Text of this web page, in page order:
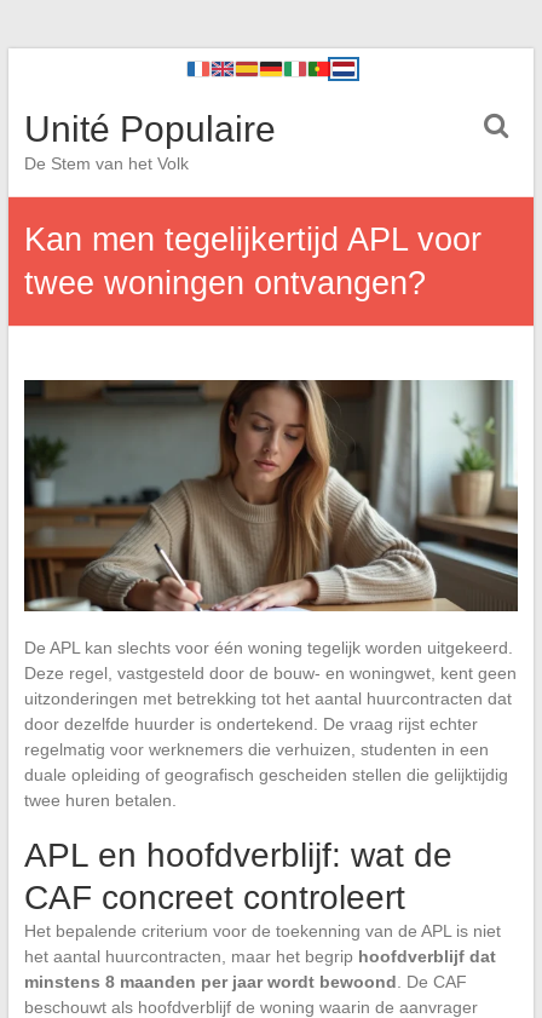
Unité Populaire
De Stem van het Volk
Kan men tegelijkertijd APL voor
twee woningen ontvangen?
De APL kan slechts voor één woning tegelijk worden uitgekeerd.
Deze regel, vastgesteld door de bouw- en woningwet, kent geen
uitzonderingen met betrekking tot het aantal huurcontracten dat
door dezelfde huurder is ondertekend. De vraag rijst echter
regelmatig voor werknemers die verhuizen, studenten in een
duale opleiding of geografisch gescheiden stellen die gelijktijdig
twee huren betalen.
APL en hoofdverblijf: wat de
CAF concreet controleert
Het bepalende criterium voor de toekenning van de APL is niet
het aantal huurcontracten, maar het begrip hoofdverblijf dat
minstens 8 maanden per jaar wordt bewoond . De CAF
beschouwt als hoofdverblijf de woning waarin de aanvrager